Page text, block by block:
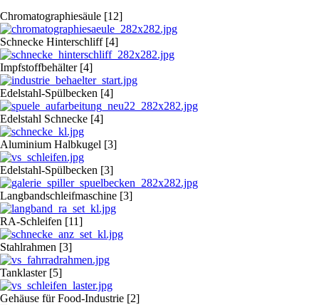
Chromatographiesäule [12]
Schnecke Hinterschliff [4]
Impfstoffbehälter [4]
Edelstahl-Spülbecken [4]
Edelstahl Schnecke [4]
Aluminium Halbkugel [3]
Edelstahl-Spülbecken [3]
Langbandschleifmaschine [3]
RA-Schleifen [11]
Stahlrahmen [3]
Tanklaster [5]
Gehäuse für Food-Industrie [2]